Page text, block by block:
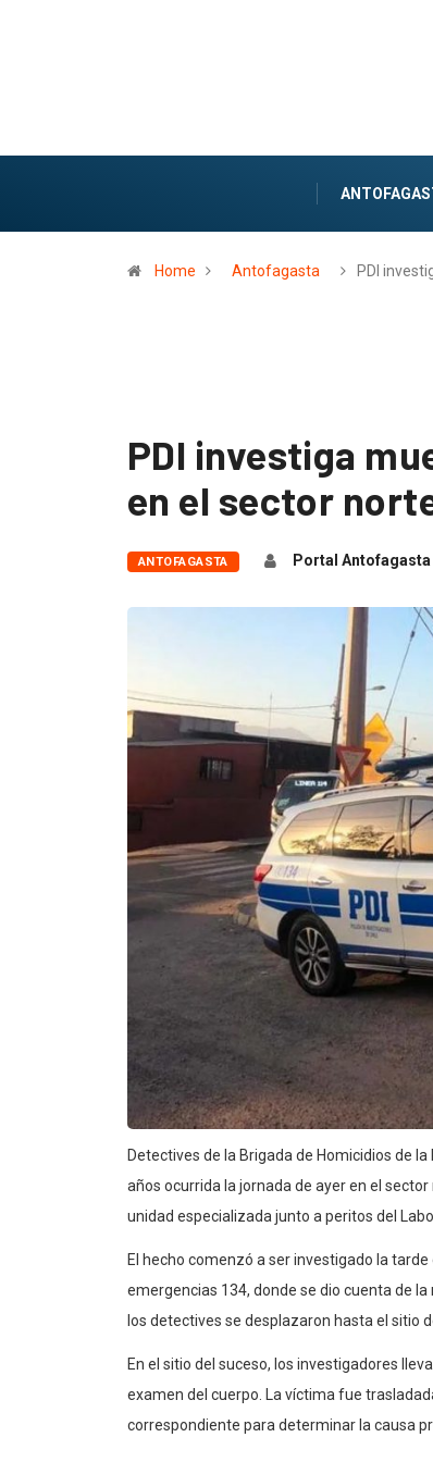
Home Antofagasta PDI
PDI investiga
en el sector
ANTOFAGASTA Portal Antofagasta
Detectives de la Brigada de Homicidios de
años ocurrida la jornada de ayer en el
unidad especializada junto a peritos del
El hecho comenzó a ser investigado la
emergencias 134, donde se dio cuenta de
los detectives se desplazaron hasta el sitio
En el sitio del suceso, los investigadores
examen del cuerpo. La víctima fue
correspondiente para determinar la causa